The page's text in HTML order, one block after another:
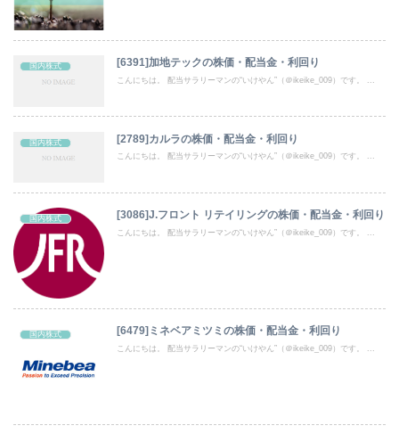
国内株式 [6391]加地テックの株価・配当金・利回り
こんにちは。 配当サラリーマンの“いけやん”（＠ikeike_009）です。 ...
国内株式 [2789]カルラの株価・配当金・利回り
こんにちは。 配当サラリーマンの“いけやん”（＠ikeike_009）です。 ...
国内株式 [3086]J.フロント リテイリングの株価・配当金・利回り
こんにちは。 配当サラリーマンの“いけやん”（＠ikeike_009）です。 ...
国内株式 [6479]ミネベアミツミの株価・配当金・利回り
こんにちは。 配当サラリーマンの“いけやん”（＠ikeike_009）です。 ...